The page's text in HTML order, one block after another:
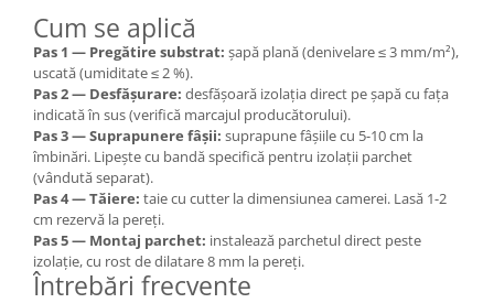
Cum se aplică
Pas 1 — Pregătire substrat: șapă plană (denivelare ≤ 3 mm/m²),
uscată (umiditate ≤ 2 %).
Pas 2 — Desfășurare: desfășoară izolația direct pe șapă cu fața
indicată în sus (verifică marcajul producătorului).
Pas 3 — Suprapunere fâșii: suprapune fâșiile cu 5-10 cm la
îmbinări. Lipește cu bandă specifică pentru izolații parchet
(vândută separat).
Pas 4 — Tăiere: taie cu cutter la dimensiunea camerei. Lasă 1-2
cm rezervă la pereți.
Pas 5 — Montaj parchet: instalează parchetul direct peste
izolație, cu rost de dilatare 8 mm la pereți.
Întrebări frecvente